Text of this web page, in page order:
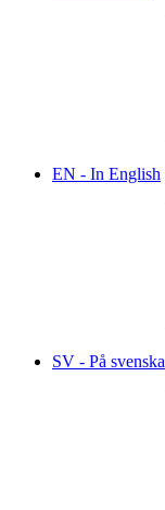
EN - In English
SV - På svenska